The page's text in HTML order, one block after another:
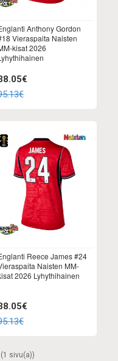
Anthony Gordon
Vieraspaita Naisten
kisat 2026
Reece James #24
Naisten MM-
2026 Lyhythihainen
sivu(a))